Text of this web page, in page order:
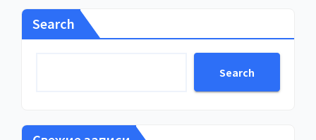
Search
Search